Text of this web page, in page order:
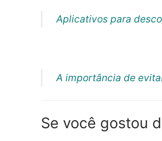
Aplicativos para
A importância de
Se você gostou